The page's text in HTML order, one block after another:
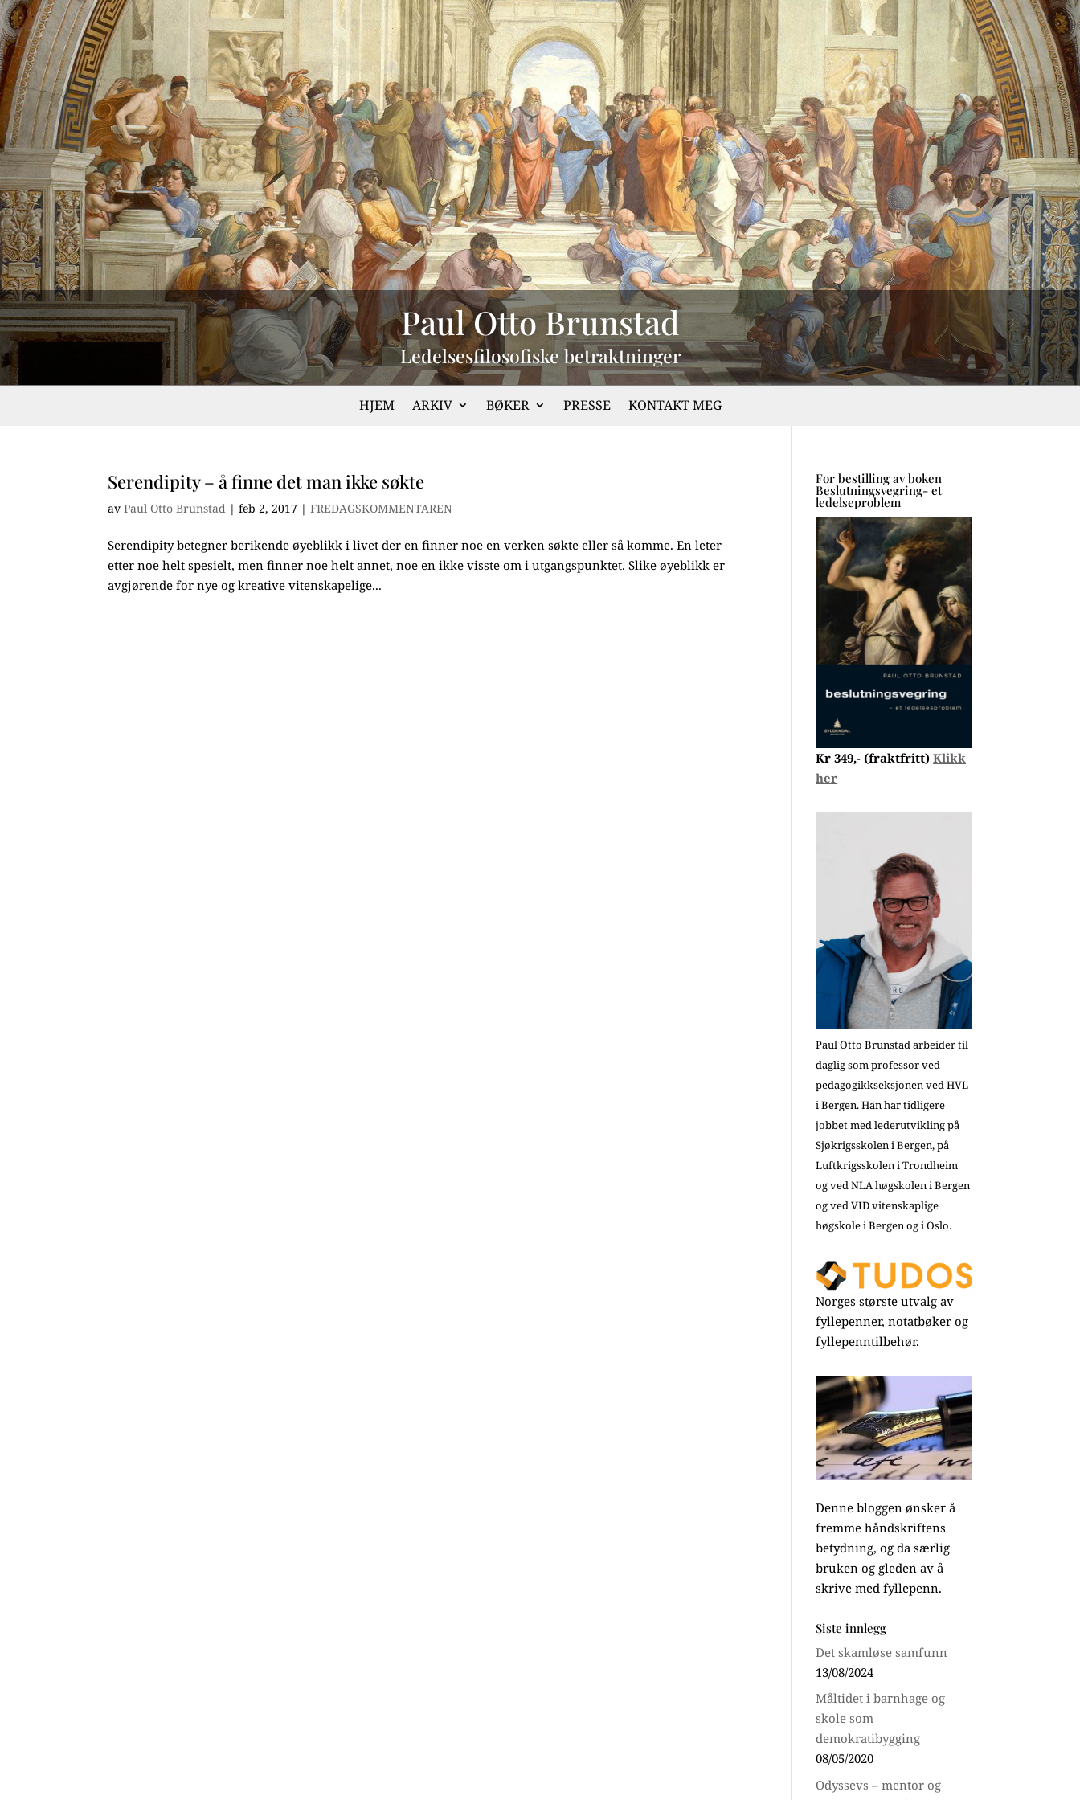
Paul Otto Brunstad
Ledelsesfilosofiske betraktninger
HJEM ARKIV BØKER PRESSE KONTAKT MEG
Serendipity – å finne det man ikke søkte
avPaul Otto Brunstad |feb 2, 2017 |FREDAGSKOMMENTAREN
Serendipity betegner berikende øyeblikk i livet der en finner noe en verken søkte eller så komme. En leter
etter noe helt spesielt, men finner noe helt annet, noe en ikke visste om i utgangspunktet. Slike øyeblikk er
avgjørende for nye og kreative vitenskapelige...
For bestilling av boken
Beslutningsvegring- et
ledelseproblem
Kr 349,- (fraktfritt)Klikk
her
Paul Otto Brunstad arbeider til
daglig som professor ved
pedagogikkseksjonen ved HVL
i Bergen. Han har tidligere
jobbet med lederutvikling på
Sjøkrigsskolen i Bergen, på
Luftkrigsskolen i Trondheim
og ved NLA høgskolen i Bergen
og ved VID vitenskaplige
høgskole i Bergen og i Oslo.
Norges største utvalg av
fyllepenner, notatbøker og
fyllepenntilbehør.
Denne bloggen ønsker å
fremme håndskriftens
betydning, og da særlig
bruken og gleden av å
skrive med fyllepenn.
Siste innlegg
Det skamløse samfunn
13/08/2024
Måltidet i barnhage og
skole som
demokratibygging
08/05/2020
Odyssevs – mentor og